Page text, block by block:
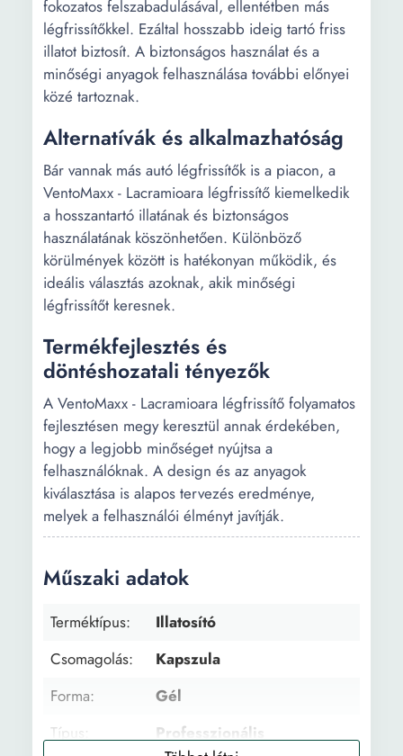
fokozatos felszabadulásával, ellentétben más
légfrissítőkkel. Ezáltal hosszabb ideig tartó friss
illatot biztosít. A biztonságos használat és a
minőségi anyagok felhasználása további előnyei
közé tartoznak.
Alternatívák és alkalmazhatóság
Bár vannak más autó légfrissítők is a piacon, a
VentoMaxx - Lacramioara légfrissítő kiemelkedik
a hosszantartó illatának és biztonságos
használatának köszönhetően. Különböző
körülmények között is hatékonyan működik, és
ideális választás azoknak, akik minőségi
légfrissítőt keresnek.
Termékfejlesztés és
döntéshozatali tényezők
A VentoMaxx - Lacramioara légfrissítő folyamatos
fejlesztésen megy keresztül annak érdekében,
hogy a legjobb minőséget nyújtsa a
felhasználóknak. A design és az anyagok
kiválasztása is alapos tervezés eredménye,
melyek a felhasználói élményt javítják.
Műszaki adatok
Terméktípus:
Illatosító
Csomagolás:
Kapszula
Forma:
Gél
Típus:
Professzionális